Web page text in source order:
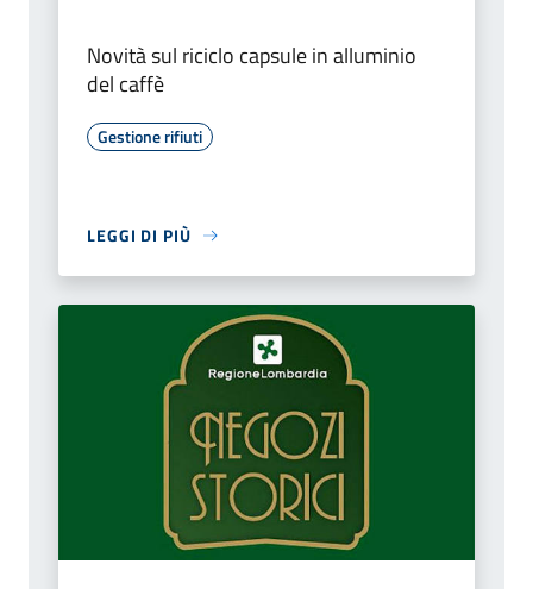
Novità sul riciclo capsule in alluminio
del caffè
Gestione rifiuti
LEGGI DI PIÙ